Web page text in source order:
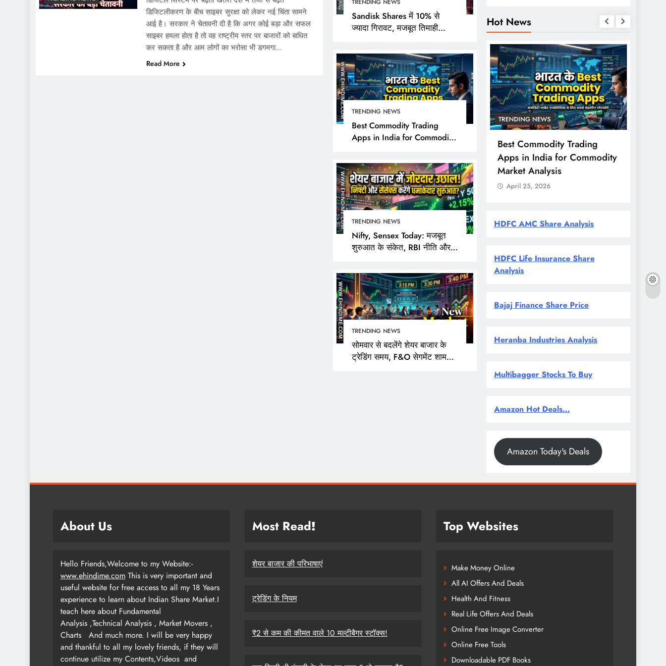
Sandisk Shares में 10% से
ज्यादा गिरावट, मजबूत तिमाही
निराश?
TRENDING NEWS
Best Commodity Trading
Apps in India for Commodity
TRENDING NEWS
Nifty, Sensex Today: मजबूत
शुरुआत के संकेत, RBI नीति और
TRENDING NEWS
सोमवार से बदलेंगे शेयर बाजार के
ट्रेडिंग समय, F&O सेगमेंट शाम
डिजिटलीकरण के बीच साइबर सुरक्षा को लेकर नई चिंता सामने
आई है। सरकार ने चेतावनी दी है कि अगर कोई बड़ा और सफल
साइबर हमला होता है तो वह राष्ट्रीय स्तर पर बाजारों को बाधित
कर सकता है और आम लोगों का भरोसा भी डगमगा…
Read More
Hot News
Sandisk Shares में 10% से ज्यादा
बावजूद निवेशक क्यों हुए निराश?
April 25, 2026
TRENDING NEWS
Best Commodity Trading
Apps in India for Commodity
Market Analysis
April 25, 2026
HDFC AMC Share Analysis
HDFC Life Insurance Share
Analysis
Bajaj Finance Share Price
Heranba Industries Analysis
Multibagger Stocks To Buy
Amazon Hot Deals...
Amazon Today's Deals
About Us
Hello Friends,Welcome to my Website:-
www.ehindime.com This is very important and
useful website for free access to all my 18 Years
experience to learn about Indian Share Market.I
teach here about Fundamental
Analysis ,Technical Analysis , Market Movers ,
Charts
And much more. I will be very happy
and thankful to all my lovely friends, if they will
continue utilize my Contents,Videos and
Most Read!
शेयर बाजार की परिभाषाएं
ट्रेडिंग के नियम
₹2 से कम की कीमत वाले 10 मल्टीबैगर स्टॉक्स!
Top Websites
Make Money Online
All AI Offers And Deals
Health And Fitness
Real Life Offers And Deals
Online Free Image Converter
Online Free Tools
Downloadable PDF Books